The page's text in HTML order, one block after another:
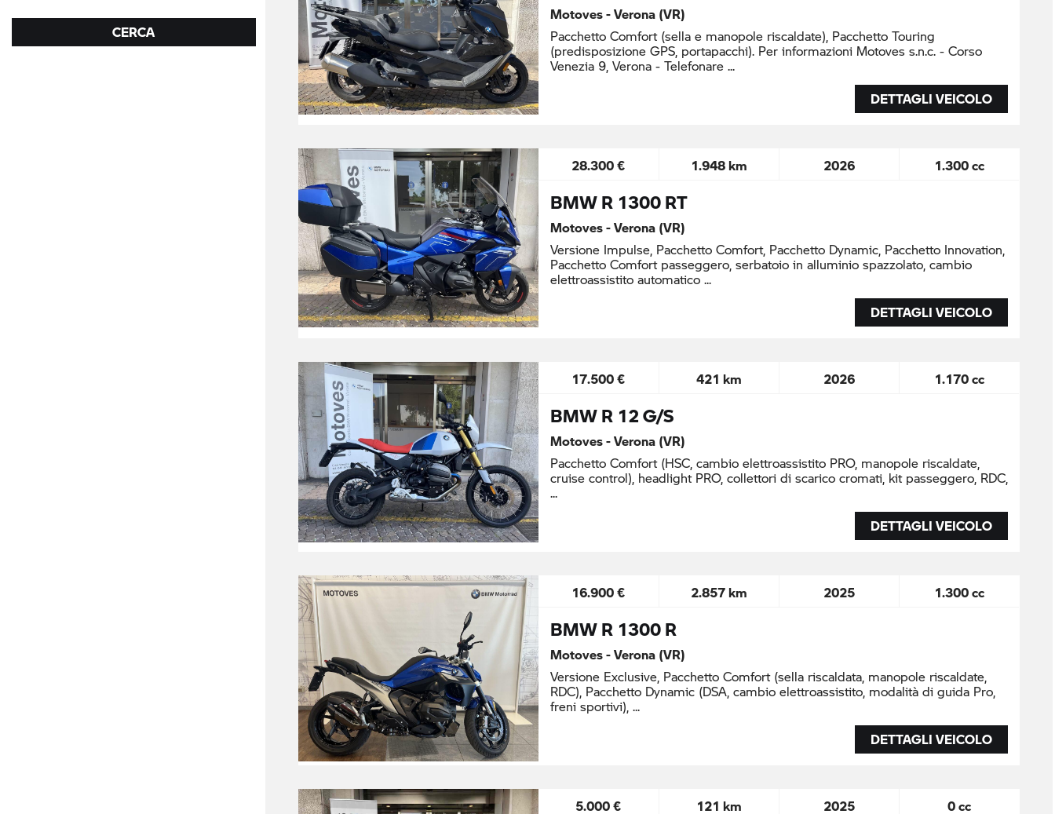
CERCA
Motoves - Verona (VR)
Pacchetto Comfort (sella e manopole riscaldate), Pacchetto Touring
(predisposizione GPS, portapacchi). Per infor mazioni Motoves s.n.c. - Corso
Venezia 9, Verona - Telefonare
DETTAGLI VEICOLO
28.300 € 1.948 km 2026 1.300 cc
BMW R 1300 RT
Motoves - Verona (VR)
Versione Impulse, Pacchetto Comfort, Pacchetto Dynamic, Pacchetto Innovation,
Pacchetto Comfort passeggero, serbatoio in alluminio spazzolato, cambio
elettroassistito automatico
DETTAGLI VEICOLO
17.500 € 421 km 2026 1.170 cc
BMW R 12 G/S
Motoves - Verona (VR)
Pacchetto Comfort (HSC, cambio elettroassistito PRO, manopole riscaldate,
cruise control), headlight PRO, collettori di scarico cromati, kit passeggero, RDC,
DETTAGLI VEICOLO
16.900 € 2.857 km 2025 1.300 cc
BMW R 1300 R
Motoves - Verona (VR)
Versione Exclusive, Pacchetto Comfort (sella riscaldata, manopole riscaldate,
RDC), Pacchetto Dynamic (DSA, cambio elettroassistito, modalità di guida Pro,
freni sportivi),
DETTAGLI VEICOLO
5.000 € 121 km 2025 0 cc